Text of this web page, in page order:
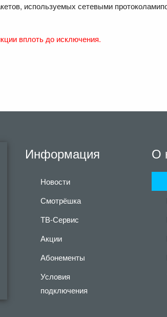
используемых сетевыми
вплоть до исключения.
Информация
Новости
Смотрёшка
ТВ-Сервис
Акции
Абонементы
Условия
подключения
О